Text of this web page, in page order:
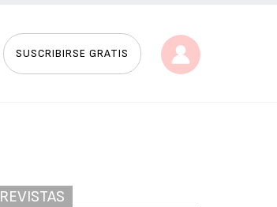
SUSCRIBIRSE GRATIS
REVISTAS